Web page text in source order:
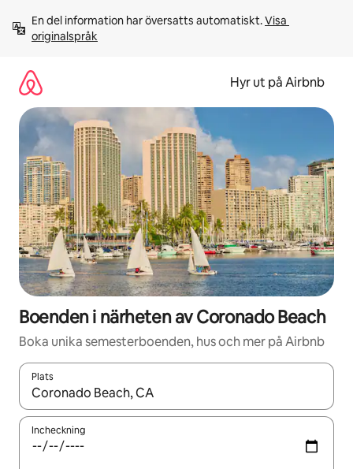
innehåll
En del information har översatts automatiskt. Visa
originalspråk
Hyr ut på Airbnb
Boenden i närheten av Coronado Beach
Boka unika semesterboenden, hus och mer på Airbnb
Plats
När resultaten är tillgängliga kan du navigera med upp- och
Incheckning